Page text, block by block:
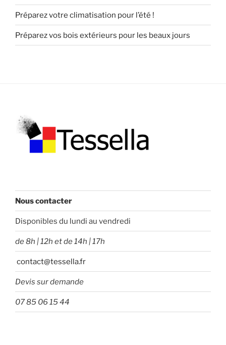
Préparez votre climatisation pour l’été !
Préparez vos bois extérieurs pour les beaux jours
Nous contacter
Disponibles du lundi au vendredi
de 8h | 12h et de 14h | 17h
contact@tessella.fr
Devis sur demande
07 85 06 15 44